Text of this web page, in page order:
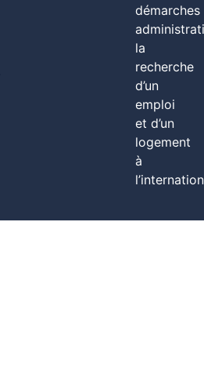
démarches
la
recherche
d’un
emploi
et d’un
logement
à